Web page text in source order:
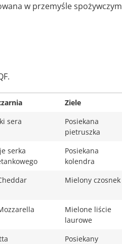
w przemyśle spożywczym
Ziele
sera
Posiekana
pietruszka
serka
Posiekana
kolendra
Mielony czosnek
Mielone liście
laurowe
Posiekany